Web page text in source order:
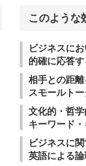
このような
ビジネスに
的確に応答
相手との距
スモールト
文化的・哲
キーワード
ビジネスに
英語による